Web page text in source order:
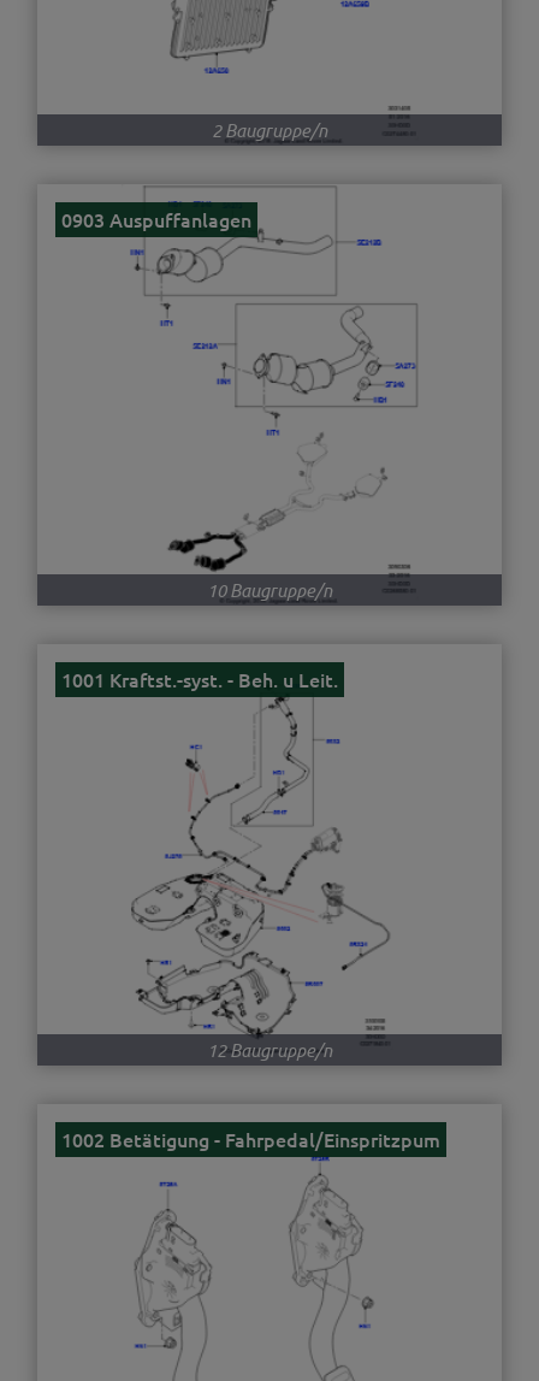
2 Baugruppe/n
0903 Auspuffanlagen
10 Baugruppe/n
1001 Kraftst.-syst. - Beh. u Leit.
12 Baugruppe/n
1002 Betätigung - Fahrpedal/Einspritzpum